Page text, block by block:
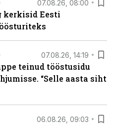
07.08.26, 08:00
kerkisid Eesti
07.08.26, 14:19
teinud tööstusidu
“Selle aasta siht
06.08.26, 09:03